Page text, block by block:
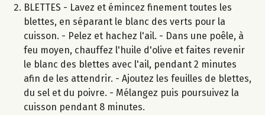
BLETTES - Lavez et émincez finement toutes les
blettes, en séparant le blanc des verts pour la
cuisson. - Pelez et hachez l'ail. - Dans une poêle, à
feu moyen, chauffez l'huile d'olive et faites revenir
le blanc des blettes avec l'ail, pendant 2 minutes
afin de les attendrir. - Ajoutez les feuilles de blettes,
du sel et du poivre. - Mélangez puis poursuivez la
cuisson pendant 8 minutes.